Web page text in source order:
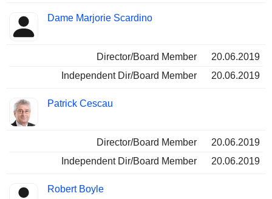
Dame Marjorie Scardino
Director/Board Member
20.06.2019
Independent Dir/Board Member
20.06.2019
Patrick Cescau
Director/Board Member
20.06.2019
Independent Dir/Board Member
20.06.2019
Robert Boyle